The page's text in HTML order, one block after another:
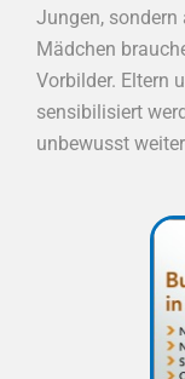
Jungen, sondern
Mädchen
Vorbilder. Eltern
sensibilisiert
unbewusst